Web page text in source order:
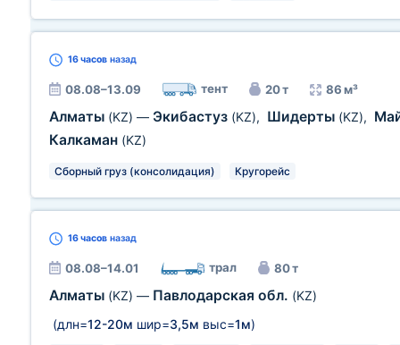
16 часов назад
08.08–13.09 тент 20 т 86 м³
Алматы (KZ) — Экибастуз (KZ), Шидерты (KZ),
Калкаман (KZ)
Сборный груз (консолидация) Кругорейс
16 часов назад
08.08–14.01 трал 80 т
Алматы (KZ) — Павлодарская обл. (KZ)
(длн=12-20м шир=3,5м выс=1м)